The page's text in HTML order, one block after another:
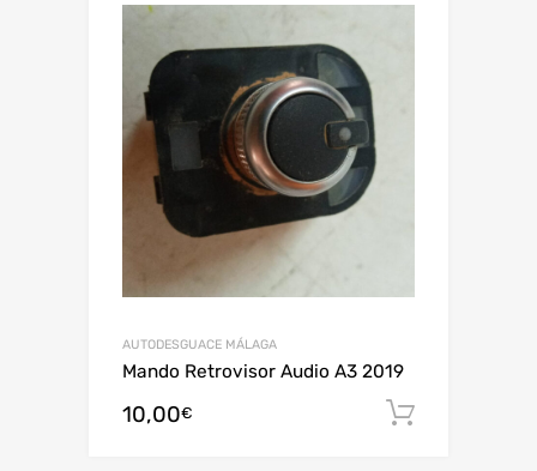
AUTODESGUACE MÁLAGA
Mando Retrovisor Audio A3 2019
10,00€